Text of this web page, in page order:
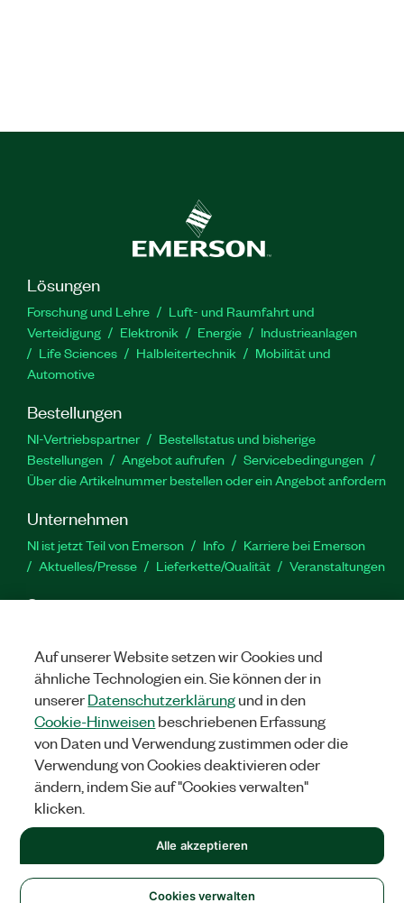
Lösungen
Forschung und Lehre
Luft- und Raumfahrt und
Verteidigung
Elektronik Energie
Industrieanlagen
Life Sciences
Halbleitertechnik
Mobilität und
Automotive
Bestellungen
NI-Vertriebspartner
Bestellstatus und bisherige
Bestellungen
Angebot aufrufen
Servicebedingungen
Über die Artikelnummer bestellen oder ein Angebot anfordern
Unternehmen
NI ist jetzt Teil von Emerson Info
Karriere bei Emerson
Aktuelles/Presse
Lieferkette/Qualität Veranstaltungen
Support
Produktaktivierung
Serviceanfrage stellen
Feedback
zur Website
YouTube
Twitter
© 2026
VORBEHALTEN.
Auf unserer Website setzen wir Cookies und
ähnliche Technologien ein. Sie können der in
unsererDatenschutzerklärungund in den
Cookie-Hinweisenbeschriebenen Erfassung
von Daten und Verwendung zustimmen oder die
Verwendung von Cookies deaktivieren oder
ändern, indem Sie auf "Cookies verwalten"
klicken.
Cookies verwalten
Alle akzeptieren